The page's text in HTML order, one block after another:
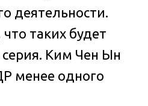
деятельности.
таких будет
Ким Чен Ын
менее одного